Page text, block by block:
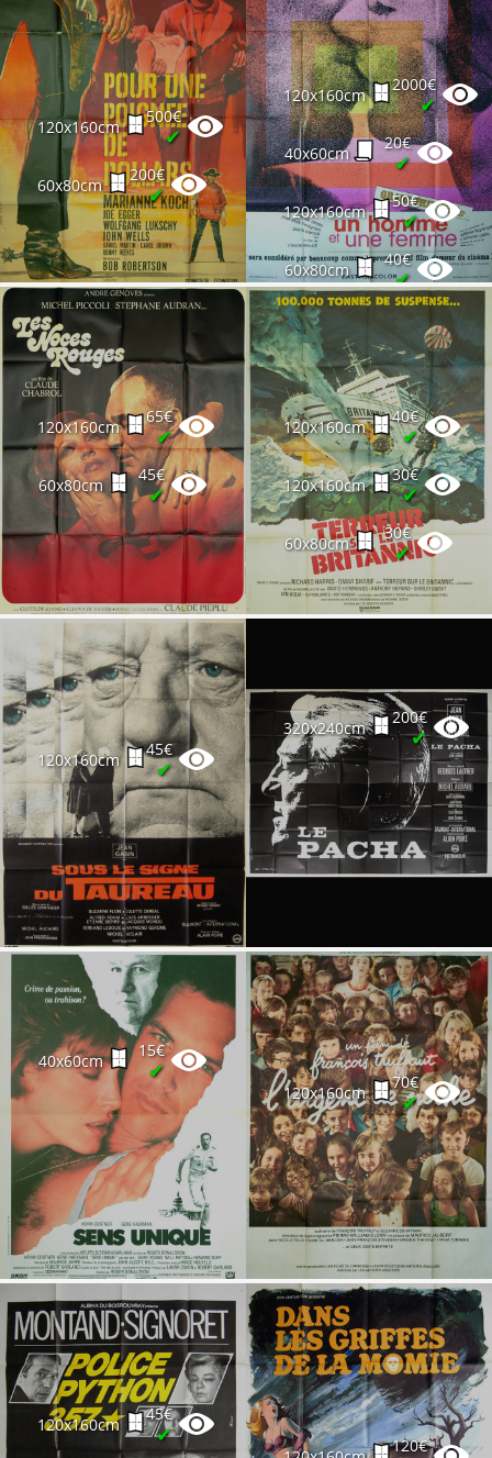
120x160cm
500€
✔
60x80cm
200€
✔
120x160cm
2000€
✔
40x60cm
20€
✔
120x160cm
50€
✔
60x80cm
40€
✔
120x160cm
65€
✔
60x80cm
45€
✔
120x160cm
40€
✔
120x160cm
30€
✔
60x80cm
30€
✔
120x160cm
45€
✔
320x240cm
200€
✔
40x60cm
15€
✔
120x160cm
70€
✔
120x160cm
45€
✔ 120€